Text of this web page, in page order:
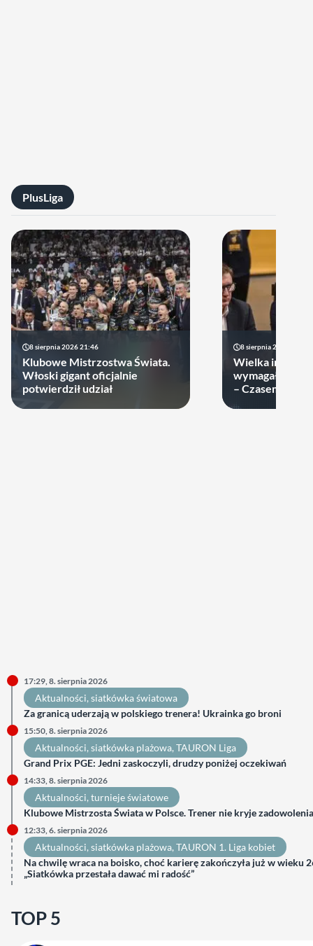
PlusLiga
8 sierpnia 2026 21:46
Klubowe Mistrzostwa Świata.
Włoski gigant oficjalnie
potwierdził udział
8 sierpnia 2026 19:22
Wielka impreza
wymagała
– Czasem
17:29, 8. sierpnia 2026
Aktualności, siatkówka światowa
Za granicą uderzają w polskiego trenera! Ukrainka go broni
15:50, 8. sierpnia 2026
Aktualności, siatkówka plażowa, TAURON Liga
Grand Prix PGE: Jedni zaskoczyli, drudzy poniżej oczekiwań
14:33, 8. sierpnia 2026
Aktualności, turnieje światowe
Klubowe Mistrzosta Świata w Polsce. Trener nie kryje zadowolenia
12:33, 6. sierpnia 2026
Aktualności, siatkówka plażowa, TAURON 1. Liga kobiet
Na chwilę wraca na boisko, choć karierę zakończyła już w wieku
„Siatkówka przestała dawać mi radość”
TOP 5